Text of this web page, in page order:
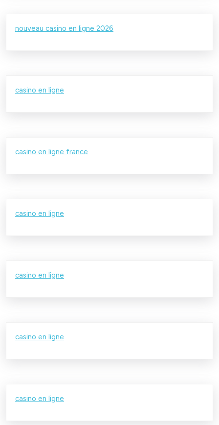
nouveau casino en ligne 2026
casino en ligne
casino en ligne france
casino en ligne
casino en ligne
casino en ligne
casino en ligne